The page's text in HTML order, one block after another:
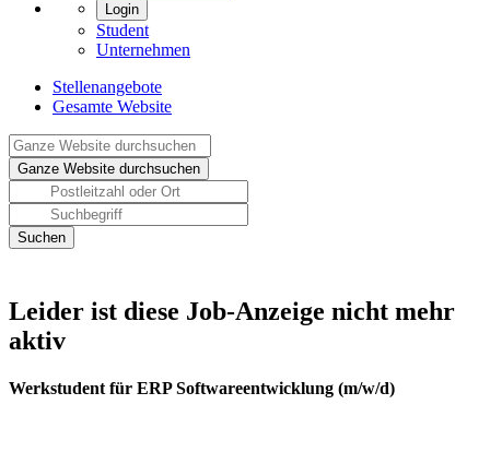
Login
Student
Unternehmen
Stellenangebote
Gesamte Website
Leider ist diese Job-Anzeige nicht mehr
aktiv
Werkstudent für ERP Softwareentwicklung (m/w/d)